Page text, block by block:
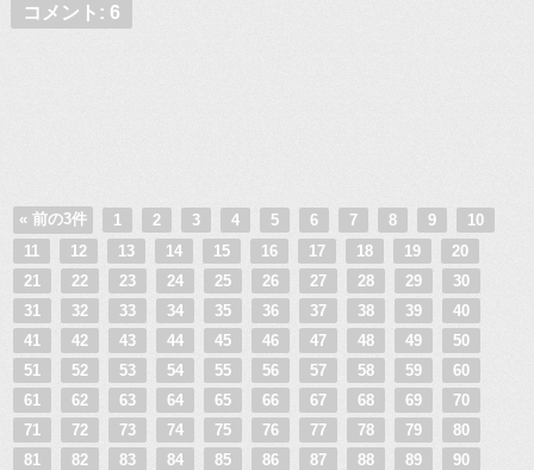
コメント: 6
« 前の3件 1 2 3 4 5 6 7 8 9
10
11
12 13 14 15 16 17 18 19
20
21
22 23 24 25 26 27 28 29
30
31
32 33 34 35 36 37 38 39
40
41
42 43 44 45 46 47 48 49
50
51
52 53 54 55 56 57 58 59
60
61
62 63 64 65 66 67 68 69
70
71
72 73 74 75 76 77 78 79
80
81
82 83 84 85 86 87 88 89
90